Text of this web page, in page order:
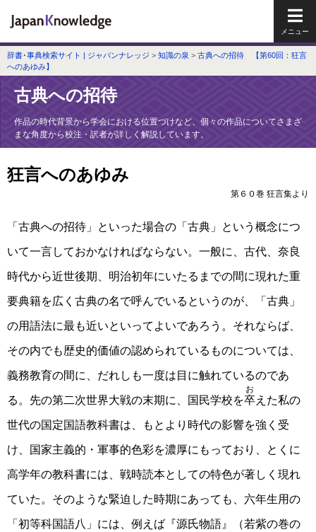
辞書･事典検索サイト | ジャパンナレッジ > 知識の泉 > 古典への招待 【第60回：狂言
へのあゆみ】
古典への招待
作品の時代背景から学会における位置づけなど、個々の作品についてさまざ
まな角度から校注・訳者が詳しく解説しています。
狂言へのあゆみ
第６０巻 狂言集より
「古典への招待」といった場合の「古典」という概念につ
いて一言しておかなければならない。一般に、古代、奈良
時代から近世後期、明治初年にいたるまでの間に現れた重
要典籍を広く古典の名で呼んでいるというのが、「古典」
の用語法に最も近いといってよいであろう。それならば、
その内でも歴史的価値の認められているものについては、
義務教育の間に、だれしも一度は目に触れているのであ
る。先の第二次世界大戦の末期に、国民学校を卒
お
えた私の
世代の国定国語教科書は、もとより時代の影響を強く受
け、国家主義的・軍事的色彩を濃厚にもっており、とくに
高学年の教科書には、戦時読本としての特色が著しく現れ
ていた。そのような緊迫した時期にあっても、六年生用の
「初等科国語八」には、例えば『源氏物語』（若紫の巻の